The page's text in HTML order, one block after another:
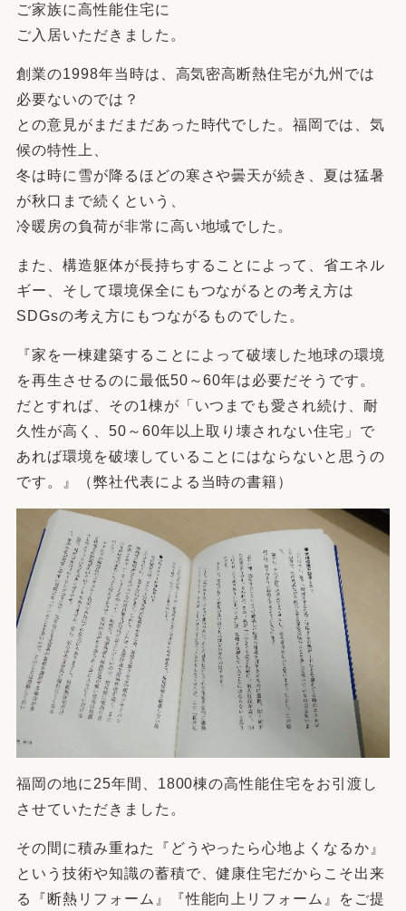
ご家族に高性能住宅に
ご入居いただきました。
創業の1998年当時は、高気密高断熱住宅が九州では
必要ないのでは？
との意見がまだまだあった時代でした。福岡では、気
候の特性上、
冬は時に雪が降るほどの寒さや曇天が続き、夏は猛暑
が秋口まで続くという、
冷暖房の負荷が非常に高い地域でした。
また、構造躯体が長持ちすることによって、省エネル
ギー、そして環境保全にもつながるとの考え方は
SDGsの考え方にもつながるものでした。
『家を一棟建築することによって破壊した地球の環境
を再生させるのに最低50～60年は必要だそうです。
だとすれば、その1棟が「いつまでも愛され続け、耐
久性が高く、50～60年以上取り壊されない住宅」で
あれば環境を破壊していることにはならないと思うの
です。』（弊社代表による当時の書籍）
福岡の地に25年間、1800棟の高性能住宅をお引渡し
させていただきました。
その間に積み重ねた『どうやったら心地よくなるか』
という技術や知識の蓄積で、健康住宅だからこそ出来
る『断熱リフォーム』『性能向上リフォーム』をご提